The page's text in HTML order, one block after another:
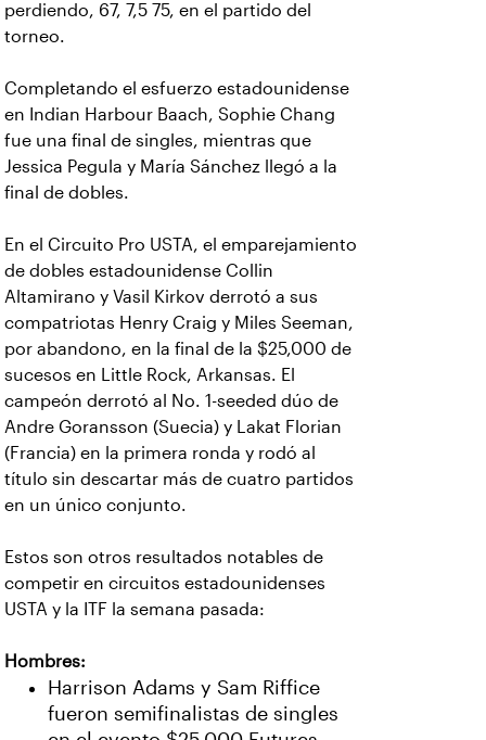
perdiendo, 67, 7,5 75, en el partido del
torneo.
Completando el esfuerzo estadounidense
en Indian Harbour Baach, Sophie Chang
fue una final de singles, mientras que
Jessica Pegula y María Sánchez llegó a la
final de dobles.
En el Circuito Pro USTA, el emparejamiento
de dobles estadounidense Collin
Altamirano y Vasil Kirkov derrotó a sus
compatriotas Henry Craig y Miles Seeman,
por abandono, en la final de la $25,000 de
sucesos en Little Rock, Arkansas. El
campeón derrotó al No. 1-seeded dúo de
Andre Goransson (Suecia) y Lakat Florian
(Francia) en la primera ronda y rodó al
título sin descartar más de cuatro partidos
en un único conjunto.
Estos son otros resultados notables de
competir en circuitos estadounidenses
USTA y la ITF la semana pasada:
Hombres:
Harrison Adams y Sam Riffice
fueron semifinalistas de singles